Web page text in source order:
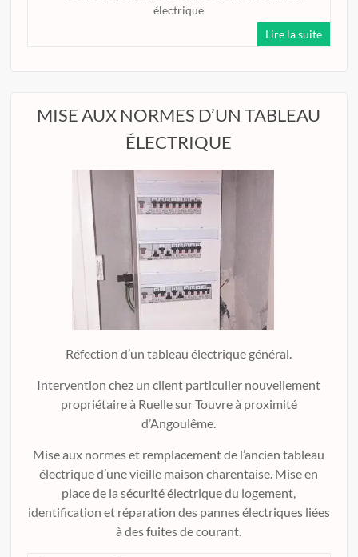
électrique
Lire la suite
MISE AUX NORMES D’UN TABLEAU
ÉLECTRIQUE
Réfection d’un tableau électrique général.
Intervention chez un client particulier nouvellement
propriétaire à Ruelle sur Touvre à proximité
d’Angoulême.
Mise aux normes et remplacement de l’ancien tableau
électrique d’une vieille maison charentaise. Mise en
place de la sécurité électrique du logement,
identification et réparation des pannes électriques liées
à des fuites de courant.